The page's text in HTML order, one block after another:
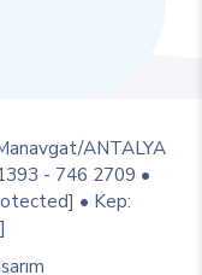
ANTALYA
- 746 2709 •
• Kep: